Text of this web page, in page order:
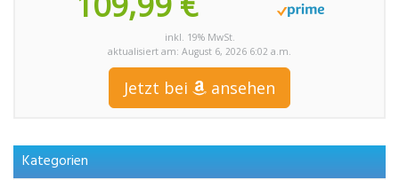
inkl. 19% MwSt.
aktualisiert am: August 6, 2026 6:02 a.m.
Jetzt bei ansehen
Kategorien